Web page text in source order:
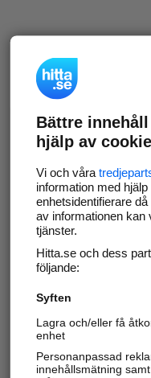
Bättre
hjälp av
Vi och våra
information med
enhetsidentifierare
av informationen kan
tjänster.
Hitta.se och dess
följande:
Syften
Lagra och/eller få
enhet
Personanpassad
innehållsmätning